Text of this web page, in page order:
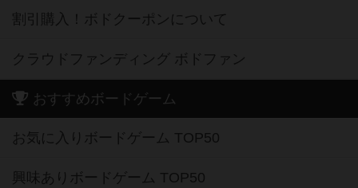
割引購入！ボドクーポンについて
クラウドファンディング ボドファン
おすすめボードゲーム
お気に入りボードゲーム TOP50
興味ありボードゲーム TOP50